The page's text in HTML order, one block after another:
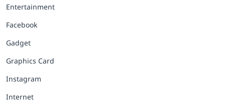
Entertainment
Facebook
Gadget
Graphics Card
Instagram
Internet